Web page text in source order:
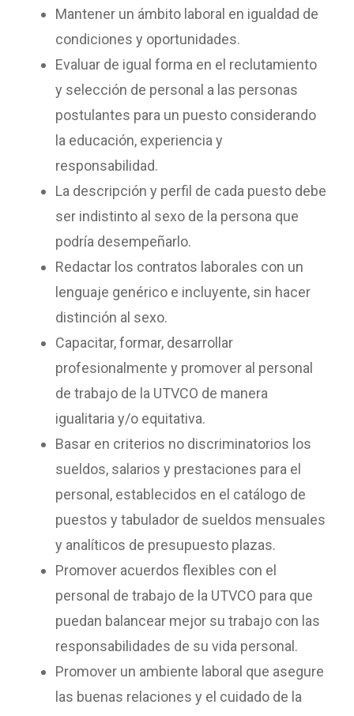
Mantener un ámbito laboral en igualdad de
condiciones y oportunidades.
Evaluar de igual forma en el reclutamiento
y selección de personal a las personas
postulantes para un puesto considerando
la educación, experiencia y
responsabilidad.
La descripción y perfil de cada puesto debe
ser indistinto al sexo de la persona que
podría desempeñarlo.
Redactar los contratos laborales con un
lenguaje genérico e incluyente, sin hacer
distinción al sexo.
Capacitar, formar, desarrollar
profesionalmente y promover al personal
de trabajo de la UTVCO de manera
igualitaria y/o equitativa.
Basar en criterios no discriminatorios los
sueldos, salarios y prestaciones para el
personal, establecidos en el catálogo de
puestos y tabulador de sueldos mensuales
y analíticos de presupuesto plazas.
Promover acuerdos flexibles con el
personal de trabajo de la UTVCO para que
puedan balancear mejor su trabajo con las
responsabilidades de su vida personal.
Promover un ambiente laboral que asegure
las buenas relaciones y el cuidado de la